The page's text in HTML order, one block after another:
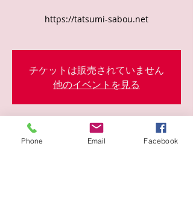
https://tatsumi-sabou.net
チケットは販売されていません
他のイベントを見る
日時・場所
Phone Email Facebook